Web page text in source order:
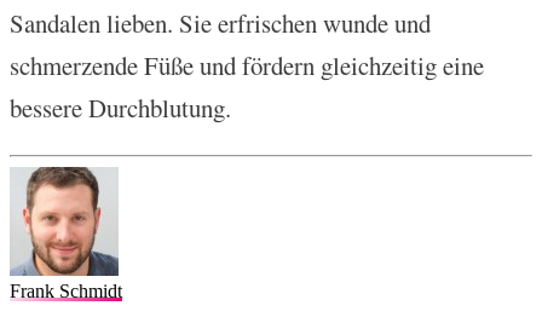
Sandalen lieben. Sie erfrischen wunde und
schmerzende Füße und fördern gleichzeitig eine
bessere Durchblutung.
Frank Schmidt